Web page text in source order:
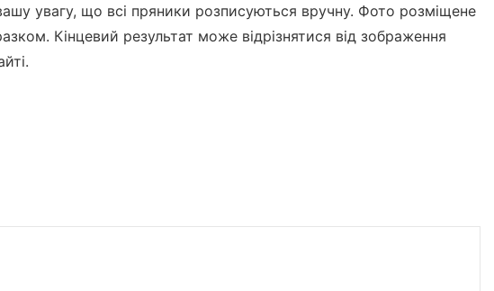
увагу, що всі пряники розписуються вручну. Фото розміщене
Кінцевий результат може відрізнятися від зображення